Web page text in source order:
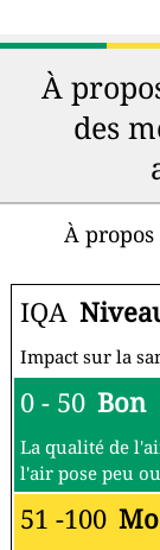
À
des
À
IQA
Impact sur la
0 - 50 Bon
La qualité de
l'air pose peu
51 -100